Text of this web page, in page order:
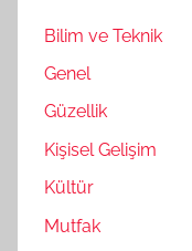
Bilim ve Teknik
Genel
Güzellik
Kişisel Gelişim
Kültür
Mutfak